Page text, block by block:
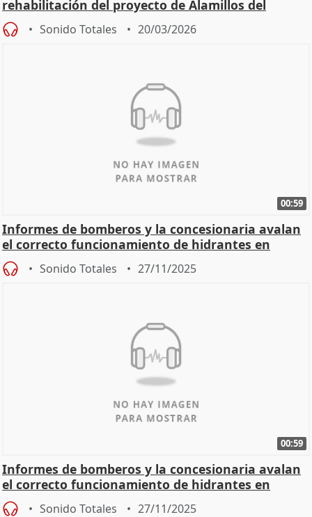
rehabilitación del proyecto de Alamillos del
Tránsito
Sonido Totales 20/03/2026
00:59
Informes de bomberos y la concesionaria avalan
el correcto funcionamiento de hidrantes en
Mérida
Sonido Totales 27/11/2025
00:59
Informes de bomberos y la concesionaria avalan
el correcto funcionamiento de hidrantes en
Mérida
Sonido Totales 27/11/2025